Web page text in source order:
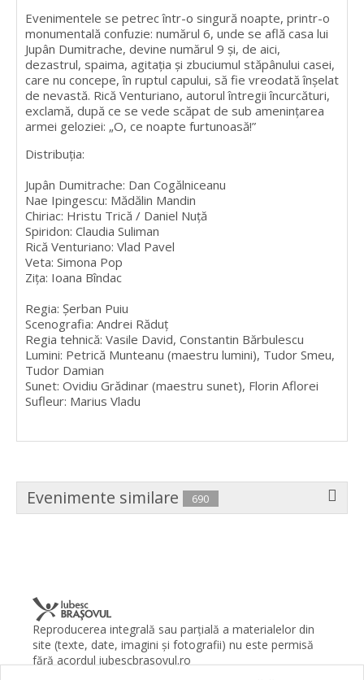
Evenimentele se petrec într-o singură noapte, printr-o
monumentală confuzie: numărul 6, unde se află casa lui
Jupân Dumitrache, devine numărul 9 și, de aici,
dezastrul, spaima, agitația și zbuciumul stăpânului casei,
care nu concepe, în ruptul capului, să fie vreodată înșelat
de nevastă. Rică Venturiano, autorul întregii încurcături,
exclamă, după ce se vede scăpat de sub amenințarea
armei geloziei: „O, ce noapte furtunoasă!”
Distribuția:
Jupân Dumitrache: Dan Cogălniceanu
Nae Ipingescu: Mădălin Mandin
Chiriac: Hristu Trică / Daniel Nuță
Spiridon: Claudia Suliman
Rică Venturiano: Vlad Pavel
Veta: Simona Pop
Zița: Ioana Bîndac
Regia: Șerban Puiu
Scenografia: Andrei Răduț
Regia tehnică: Vasile David, Constantin Bărbulescu
Lumini: Petrică Munteanu (maestru lumini), Tudor Smeu,
Tudor Damian
Sunet: Ovidiu Grădinar (maestru sunet), Florin Aflorei
Sufleur: Marius Vladu
Evenimente similare 690
Reproducerea integrală sau parţială a materialelor din
site (texte, date, imagini şi fotografii) nu este permisă
fără acordul iubescbrasovul.ro